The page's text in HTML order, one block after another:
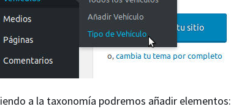
a la taxonomía podremos añadir elementos: